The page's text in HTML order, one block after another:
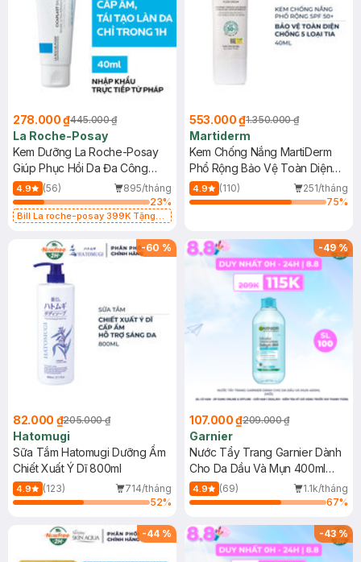
278.000 ₫445.000 ₫
La Roche-Posay
Kem Dưỡng La Roche-Posay
Giúp Phục Hồi Da Đa Công
Dụng 40ml
4.9 (56)
895/tháng
23%
Bill La roche-posay 399K Tặng
(SL có hạn)
553.000 ₫1.350.000 ₫
Martiderm
Kem Chống Nắng MartiDerm
Phổ Rộng Bảo Vệ Toàn Diện
40ml
4.9 (110)
251/tháng
75%
-60 %
82.000 ₫205.000 ₫
Hatomugi
Sữa Tắm Hatomugi Dưỡng Ẩm
Chiết Xuất Ý Dĩ 800ml
4.9 (123)
714/tháng
52%
-49%
107.000 ₫209.000 ₫
Garnier
Nước Tẩy Trang Garnier Dành
Cho Da Dầu Và Mụn 400ml
(Mới)
4.9 (69)
1.1k/tháng
67%
-44 % -43%